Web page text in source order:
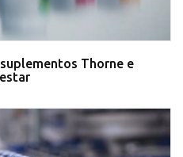
Thorne e